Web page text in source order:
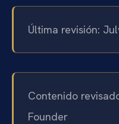
Última revisión:
Contenido
Founder